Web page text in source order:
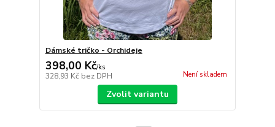
Dámské tričko - Orchideje
398,00 Kč/ks
328,93 Kč bez DPH Není skladem
Zvolit variantu